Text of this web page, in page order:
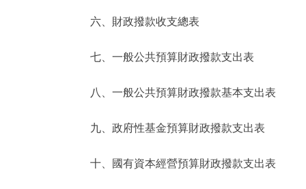
ENGLISH
六、財政撥款收支總表
七、一般公共預算財政撥款支出表
八、一般公共預算財政撥款基本支出表
九、政府性基金預算財政撥款支出表
十、國有資本經營預算財政撥款支出表